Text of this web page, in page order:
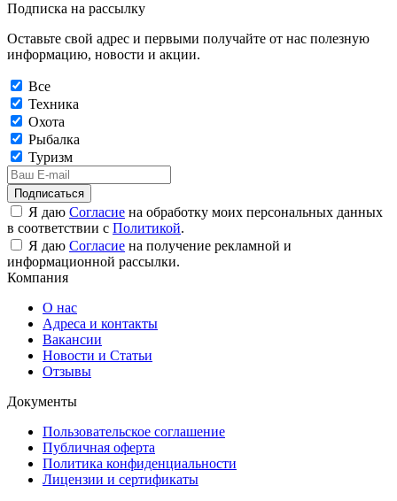
Подписка на рассылку
Оставьте свой адрес и первыми получайте от нас полезную
информацию, новости и акции.
Все
Техника
Охота
Рыбалка
Туризм
Подписаться
Я даю Согласие на обработку моих персональных данных
в соответствии с Политикой.
Я даю Согласие на получение рекламной и
информационной рассылки.
Компания
О нас
Адреса и контакты
Вакансии
Новости и Статьи
Отзывы
Документы
Пользовательское соглашение
Публичная оферта
Политика конфиденциальности
Лицензии и сертификаты